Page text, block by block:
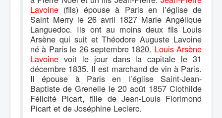
Lavoine (fils) épouse à Paris en l’église de
Saint Merry le 26 avril 1827 Marie Angélique
Languedoc. Ils ont au moins deux fils Louis
Arsène qui suit et Théodore Auguste Lavoine
né à Paris le 26 septembre 1820. Louis Arsène
Lavoine voit le jour dans la capitale le 31
décembre 1835. Il est marchand de vin à Paris.
Il épouse à Paris en l’église Saint-Jean-
Baptiste de Grenelle le 20 août 1857 Clothilde
Félicité Picart, fille de Jean-Louis Florimond
Picart et de Joséphine Leclerc.